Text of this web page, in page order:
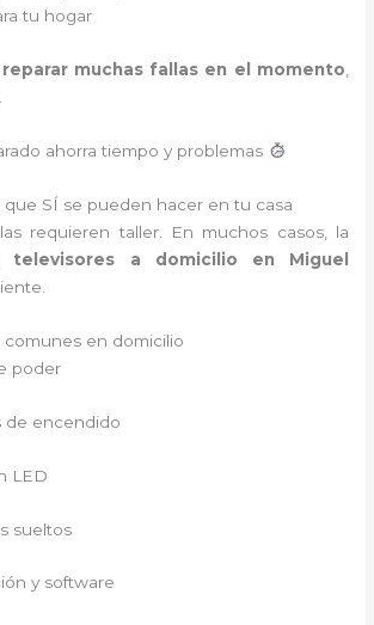
tu hogar
reparar muchas fallas en el momento,
ahorra tiempo y problemas
que SÍ se pueden hacer en tu casa
requieren taller. En muchos casos, la
televisores a domicilio en Miguel
comunes en domicilio
poder
de encendido
LED
sueltos
y software